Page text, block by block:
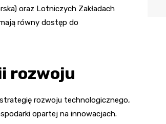
oraz Lotniczych Zakładach
równy dostęp do
rozwoju
rozwoju technologicznego,
opartej na innowacjach.